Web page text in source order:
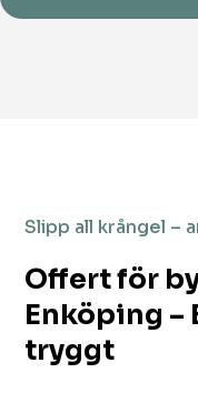
Slipp all krångel –
Offert för
Enköping –
tryggt